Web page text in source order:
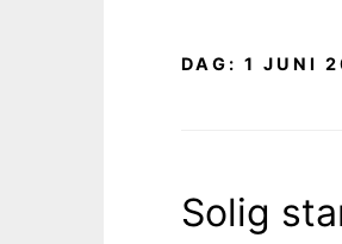
DAG: 1 JUNI
Solig